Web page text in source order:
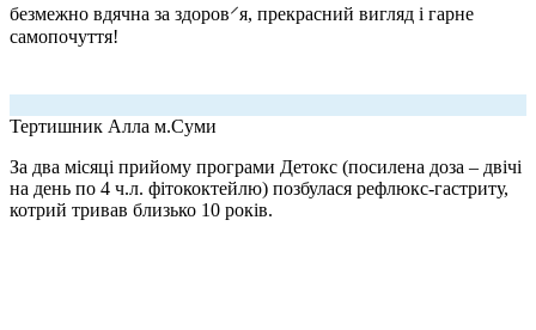
безмежно вдячна за здоров⸍я, прекрасний вигляд і гарне
самопочуття!
Тертишник Алла м.Суми
За два місяці прийому програми Детокс (посилена доза – двічі
на день по 4 ч.л. фітококтейлю) позбулася рефлюкс-гастриту,
котрий тривав близько 10 років.